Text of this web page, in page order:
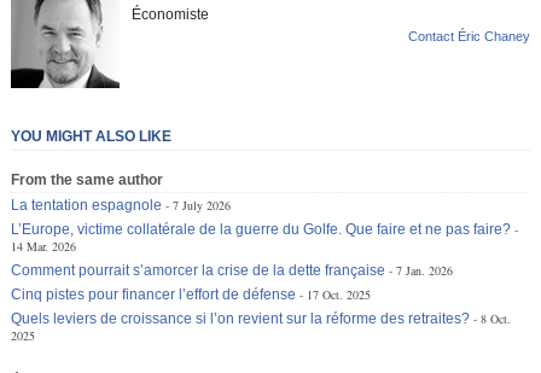
Économiste
Contact Éric Chaney
YOU MIGHT ALSO LIKE
From the same author
La tentation espagnole
7 July 2026
L’Europe, victime collatérale de la guerre du Golfe. Que faire et ne pas faire?
14 Mar. 2026
Comment pourrait s’amorcer la crise de la dette française
7 Jan. 2026
Cinq pistes pour financer l’effort de défense
17 Oct. 2025
Quels leviers de croissance si l’on revient sur la réforme des retraites?
8 Oct.
2025